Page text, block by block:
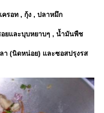
ครอท , กุ้ง , ปลาหมึก
ยและบุบหยาบๆ , น้ำมันพืช
า (นิดหน่อย) และซอสปรุงรส